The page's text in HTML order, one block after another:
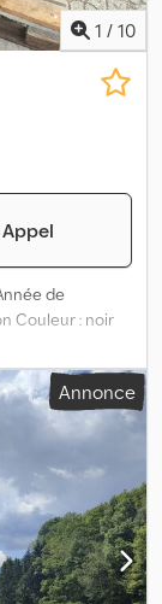
1 / 10
Appel
de
Couleur : noir
État
Pour
Klaas
Annonce